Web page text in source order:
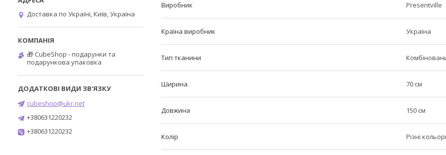
Виробник Presentville
Країна виробник Україна
Тип тканини
Ширина 70 см
Довжина 150 см
Колір Різні
Доставка по Україні, Київ, Україна
🎁 CubeShop - подарунки та
подарункова упаковка
cubeshop@ukr.net
+380631220232
+380631220232